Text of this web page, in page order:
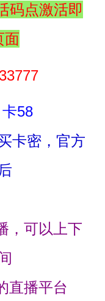
码点激活即
面
58
卡密，官方
，可以上下
直播平台